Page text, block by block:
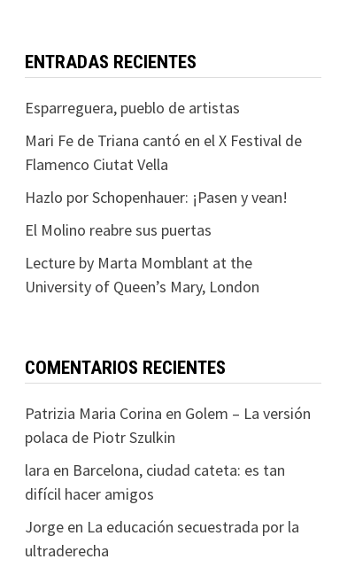
ENTRADAS RECIENTES
Esparreguera, pueblo de artistas
Mari Fe de Triana cantó en el X Festival de
Flamenco Ciutat Vella
Hazlo por Schopenhauer: ¡Pasen y vean!
El Molino reabre sus puertas
Lecture by Marta Momblant at the
University of Queen’s Mary, London
COMENTARIOS RECIENTES
Patrizia Maria Corina en Golem – La versión
polaca de Piotr Szulkin
lara en Barcelona, ciudad cateta: es tan
difícil hacer amigos
Jorgeen La educación secuestrada por la
ultraderecha